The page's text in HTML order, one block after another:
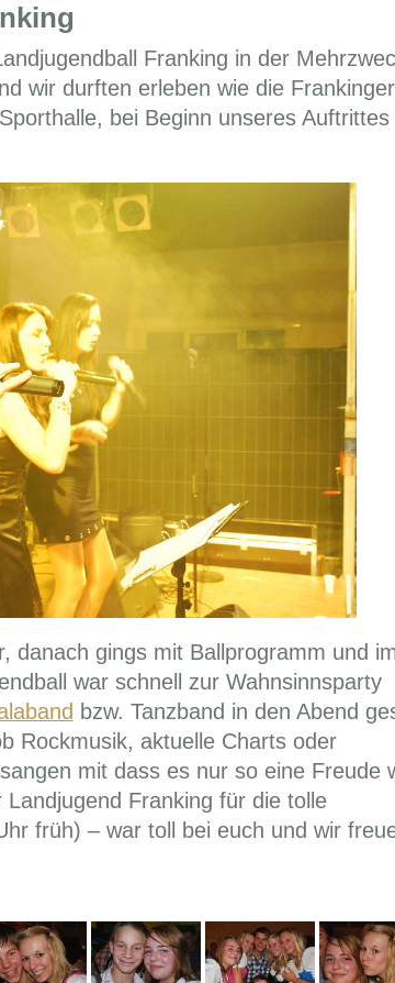
Franking in der
wir durften erleben wie die
bei Beginn unseres Auftrittes
danach gings mit Ballprogramm und
war schnell zur Wahnsinnsparty
bzw. Tanzband in den Abend
Rockmusik, aktuelle Charts oder
mit dass es nur so eine Freude
Franking für die tolle
früh) – war toll bei euch und wir